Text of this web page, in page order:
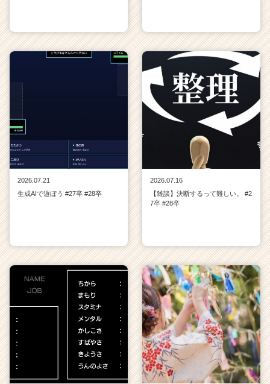
2026.07.21
生成AIで遊ぼう #27卒 #28卒
2026.07.16
【雑談】決断するって難しい。 #2
7卒 #28卒